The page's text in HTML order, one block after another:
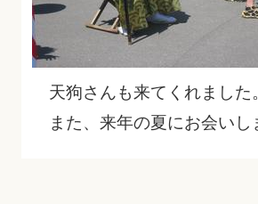
天狗さんも来てくれました。
また、来年の夏にお会いし